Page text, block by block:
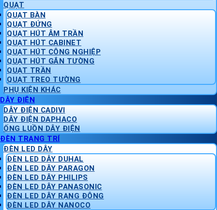
QUẠT
QUẠT BÀN
QUẠT ĐỨNG
QUẠT HÚT ÂM TRẦN
QUẠT HÚT CABINET
QUẠT HÚT CÔNG NGHIỆP
QUẠT HÚT GẮN TƯỜNG
QUẠT TRẦN
QUẠT TREO TƯỜNG
PHỤ KIỆN KHÁC
DÂY ĐIỆN
DÂY ĐIỆN CADIVI
DÂY ĐIỆN DAPHACO
ỐNG LUỒN DÂY ĐIỆN
ĐÈN TRANG TRÍ
ĐÈN LED DÂY
ĐÈN LED DÂY DUHAL
ĐÈN LED DÂY PARAGON
ĐÈN LED DÂY PHILIPS
ĐÈN LED DÂY PANASONIC
ĐÈN LED DÂY RẠNG ĐÔNG
ĐÈN LED DÂY NANOCO